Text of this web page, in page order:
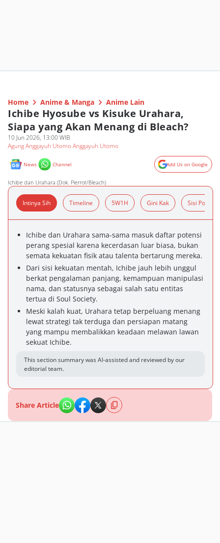
Home Anime & Manga Anime Lain
Ichibe Hyosube vs Kisuke Urahara,
Siapa yang Akan Menang di Bleach?
10 Jun 2026, 13:00 WIB
Agung Anggayuh Utomo Anggayuh Utomo
News Channel Add Us on Google
Ichibe dan Urahara (Dok. Pierrot/Bleach)
Intinya Sih Timeline 5W1H Gini Kak Sisi Positif
Ichibe dan Urahara sama-sama masuk daftar potensi
perang spesial karena kecerdasan luar biasa, bukan
semata kekuatan fisik atau talenta bertarung mereka.
Dari sisi kekuatan mentah, Ichibe jauh lebih unggul
berkat pengalaman panjang, kemampuan manipulasi
nama, dan statusnya sebagai salah satu entitas
tertua di Soul Society.
Meski kalah kuat, Urahara tetap berpeluang menang
lewat strategi tak terduga dan persiapan matang
yang mampu membalikkan keadaan melawan lawan
sekuat Ichibe.
This section summary was AI-assisted and reviewed by our
editorial team.
Share Article